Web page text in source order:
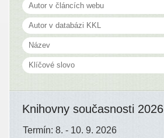
Knihovny současnosti 2026
Termín: 8. - 10. 9. 2026